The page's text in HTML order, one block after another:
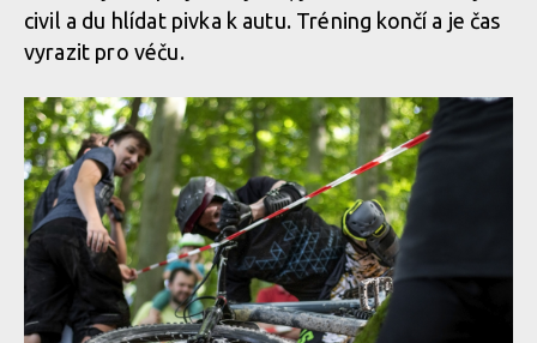
civil a du hlídat pivka k autu. Tréning končí a je čas
vyrazit pro véču.